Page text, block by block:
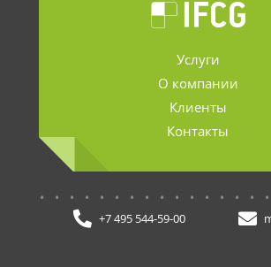
Услуги
О компании
Клиенты
Контакты
+7 495 544-59-00